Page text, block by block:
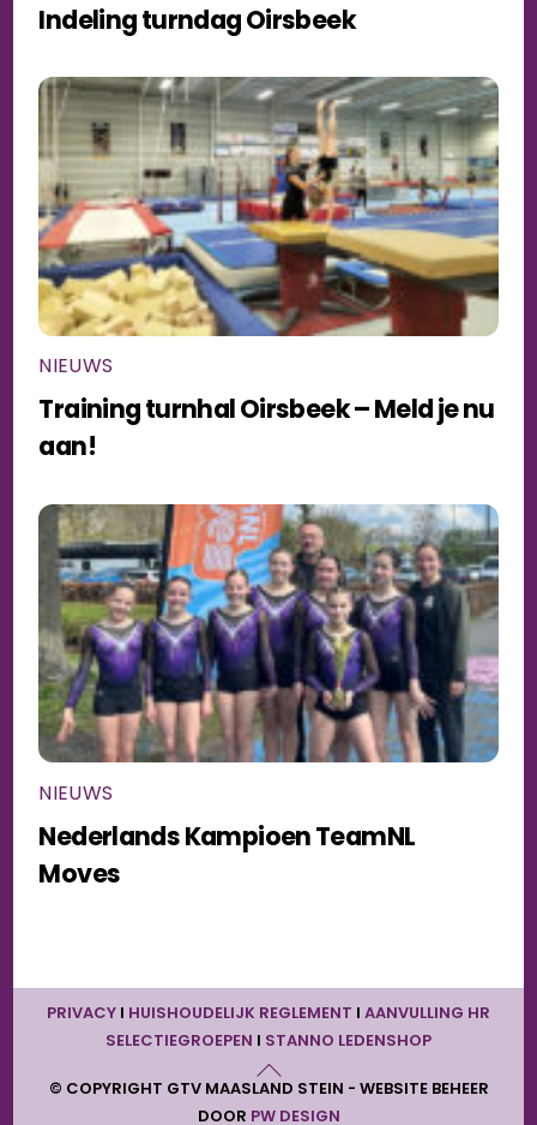
Indeling turndag Oirsbeek
NIEUWS
Training turnhal Oirsbeek – Meld je nu
aan!
NIEUWS
Nederlands Kampioen TeamNL
Moves
BACK
TO
TOP
PRIVACY I HUISHOUDELIJK REGLEMENT I AANVULLING HR
SELECTIEGROEPEN I STANNO LEDENSHOP
© COPYRIGHT GTV MAASLAND STEIN - WEBSITE BEHEER
DOOR PW DESIGN